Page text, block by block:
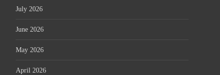
July 2026
June 2026
May 2026
April 2026